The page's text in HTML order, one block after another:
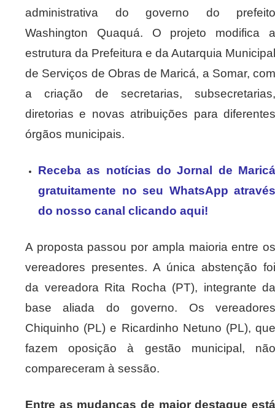
administrativa do governo do prefeito
Washington Quaquá. O projeto modifica a
estrutura da Prefeitura e da Autarquia Municipal
de Serviços de Obras de Maricá, a Somar, com
a criação de secretarias, subsecretarias,
diretorias e novas atribuições para diferentes
órgãos municipais.
Receba as notícias do Jornal de Maricá
gratuitamente no seu WhatsApp através
do nosso canal clicando aqui!
A proposta passou por ampla maioria entre os
vereadores presentes. A única abstenção foi
da vereadora Rita Rocha (PT), integrante da
base aliada do governo. Os vereadores
Chiquinho (PL) e Ricardinho Netuno (PL), que
fazem oposição à gestão municipal, não
compareceram à sessão.
Entre as mudanças de maior destaque está